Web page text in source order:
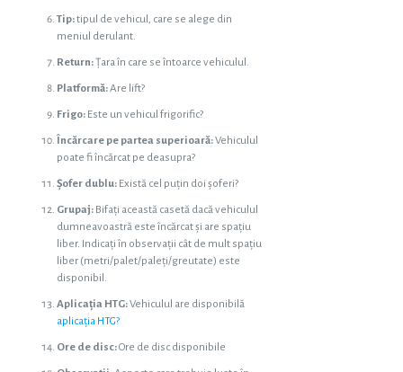
Tip:tipul de vehicul, care se alege din
meniul derulant.
Return:Țara în care se întoarce vehiculul.
Platformă:Are lift?
Frigo: Este un vehicul frigorific?
Încărcare pe partea superioară:Vehiculul
poate fi încărcat pe deasupra?
Șofer dublu: Există cel puțin doi șoferi?
Grupaj: Bifați această casetă dacă vehiculul
dumneavoastră este încărcat și are spațiu
liber. Indicați în observații cât de mult spațiu
liber (metri/palet/paleți/greutate) este
disponibil.
Aplicația HTG:Vehiculul are disponibilă
aplicația HTG?
Ore de disc:Ore de disc disponibile